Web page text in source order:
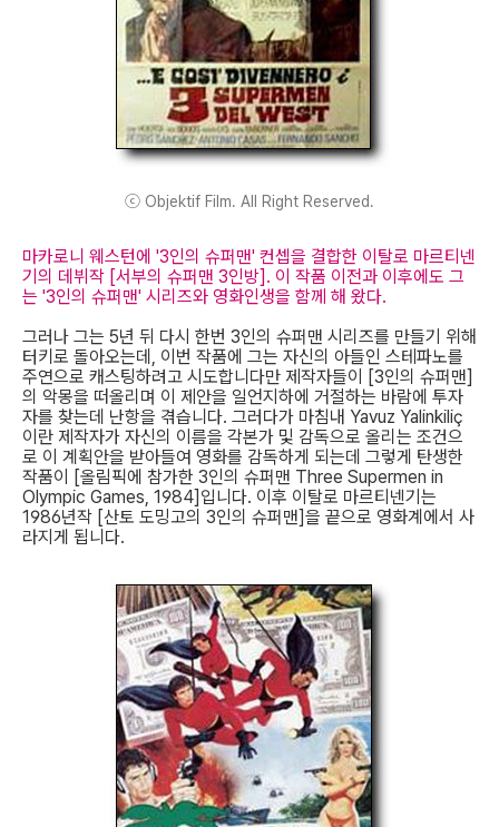
ⓒ Objektif Film. All Right Reserved.
마카로니 웨스턴에 '3인의 슈퍼맨' 컨셉을 결합한 이탈로 마르티넨
기의 데뷔작 [서부의 슈퍼맨 3인방]. 이 작품 이전과 이후에도 그
는 '3인의 슈퍼맨' 시리즈와 영화인생을 함께 해 왔다.
그러나 그는 5년 뒤 다시 한번 3인의 슈퍼맨 시리즈를 만들기 위해
터키로 돌아오는데, 이번 작품에 그는 자신의 아들인 스테파노를
주연으로 캐스팅하려고 시도합니다만 제작자들이 [3인의 슈퍼맨]
의 악몽을 떠올리며 이 제안을 일언지하에 거절하는 바람에 투자
자를 찾는데 난항을 겪습니다. 그러다가 마침내 Yavuz Yalinkiliç
이란 제작자가 자신의 이름을 각본가 및 감독으로 올리는 조건으
로 이 계획안을 받아들여 영화를 감독하게 되는데 그렇게 탄생한
작품이 [올림픽에 참가한 3인의 슈퍼맨 Three Supermen in
Olympic Games, 1984]입니다. 이후 이탈로 마르티넨기는
1986년작 [산토 도밍고의 3인의 슈퍼맨]을 끝으로 영화계에서 사
라지게 됩니다.